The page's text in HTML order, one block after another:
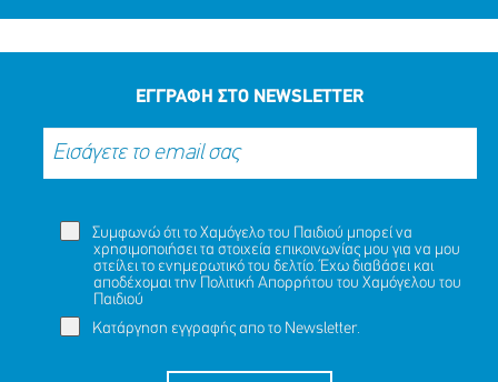
ΕΓΓΡΑΦΗ ΣΤΟ NEWSLETTER
Συμφωνώ ότι το Χαμόγελο του Παιδιού μπορεί να
χρησιμοποιήσει τα στοιχεία επικοινωνίας μου για να μου
στείλει το ενημερωτικό του δελτίο. Έχω διαβάσει και
αποδέχομαι την Πολιτική Απορρήτου του Χαμόγελου του
Παιδιού
Κατάργηση εγγραφής απο το Newsletter.